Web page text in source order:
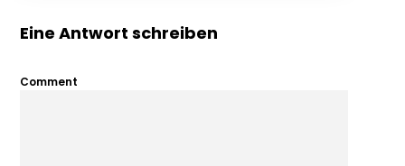
Eine Antwort schreiben
Comment